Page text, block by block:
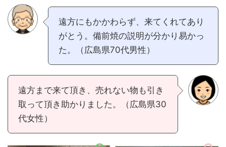
遠方にもかかわらず、来てくれてあり
がとう。備前焼の説明が分かり易かっ
た。（広島県70代男性）
遠方まで来て頂き、売れない物も引き
取って頂き助かりました。（広島県30
代女性）